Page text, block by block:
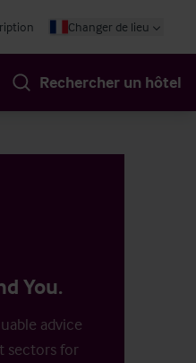
Changer de lieu
Rechercher un hôtel
You.
advice
sectors for